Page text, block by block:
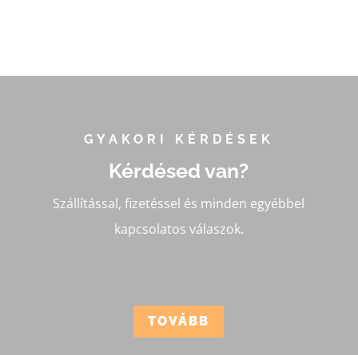
GYAKORI KÉRDÉSEK
Kérdésed van?
Szállítással, fizetéssel és minden egyébbel
kapcsolatos válaszok.
TOVÁBB